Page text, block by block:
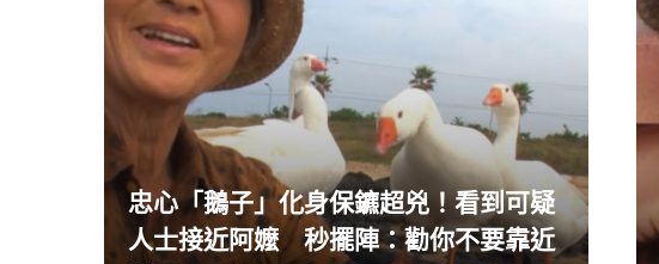
忠心「鵝子」化身保鑣超兇！看到可疑
人士接近阿嬤 秒擺陣：勸你不要靠近